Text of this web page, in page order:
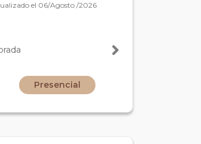
el 06/Agosto /2026
Presencial